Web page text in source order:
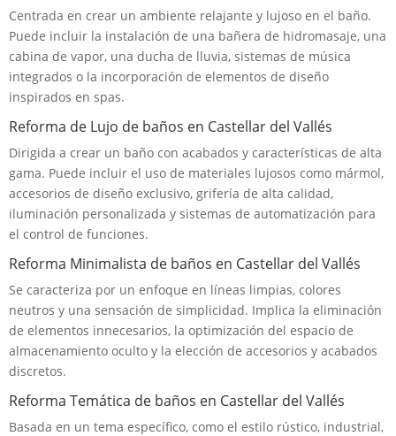
Centrada en crear un ambiente relajante y lujoso en el baño.
Puede incluir la instalación de una bañera de hidromasaje, una
cabina de vapor, una ducha de lluvia, sistemas de música
integrados o la incorporación de elementos de diseño
inspirados en spas.
Reforma de Lujo de baños en Castellar del Vallés
Dirigida a crear un baño con acabados y características de alta
gama. Puede incluir el uso de materiales lujosos como mármol,
accesorios de diseño exclusivo, grifería de alta calidad,
iluminación personalizada y sistemas de automatización para
el control de funciones.
Reforma Minimalista de baños en Castellar del Vallés
Se caracteriza por un enfoque en líneas limpias, colores
neutros y una sensación de simplicidad. Implica la eliminación
de elementos innecesarios, la optimización del espacio de
almacenamiento oculto y la elección de accesorios y acabados
discretos.
Reforma Temática de baños en Castellar del Vallés
Basada en un tema específico, como el estilo rústico, industrial,